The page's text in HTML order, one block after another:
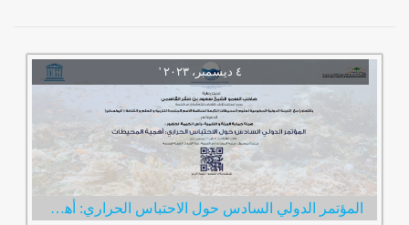
المؤتمر الدولي السادس حول الاحتباس الحراري: أهمية المحيطات